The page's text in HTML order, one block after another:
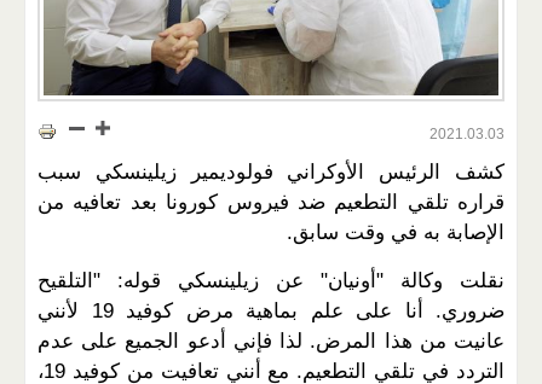
2021.03.03
كشف الرئيس الأوكراني فولوديمير زيلينسكي سبب
قراره تلقي التطعيم ضد فيروس كورونا بعد تعافيه من
الإصابة به في وقت سابق.
نقلت وكالة "أونيان" عن زيلينسكي قوله: "التلقيح
ضروري. أنا على علم بماهية مرض كوفيد 19 لأنني
عانيت من هذا المرض. لذا فإني أدعو الجميع على عدم
التردد في تلقي التطعيم. مع أنني تعافيت من كوفيد 19،